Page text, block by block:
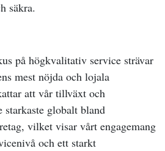
säkra.
på högkvalitativ service strävar
mest nöjda och lojala
att vår tillväxt och
globalt bland
vilket visar vårt engagemang
och ett starkt